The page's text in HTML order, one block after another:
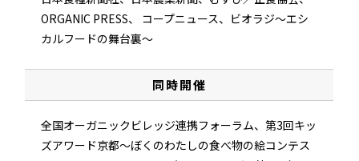
ORGANIC PRESS、
コープニュース、ビオラジ～エシ
カルフードの舞台裏～
同時開催
全国オーガニックビレッジ連携フォーラム、第3回キッ
ズアワード京都～ぼくのわたしの食べ物の絵コンテス